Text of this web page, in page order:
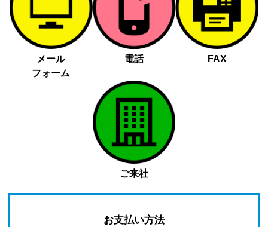
メール
フォーム
電話 FAX
ご来社
お支払い方法